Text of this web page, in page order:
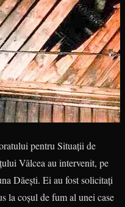
pentru Situații de
Vâlcea au intervenit, pe
Dăești. Ei au fost solicitați
la coșul de fum al unei case